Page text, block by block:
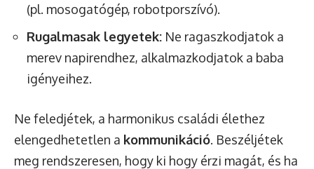
(pl. mosogatógép, robotporszívó).
Rugalmasak legyetek: Ne ragaszkodjatok a
merev napirendhez, alkalmazkodjatok a baba
igényeihez.
Ne feledjétek, a harmonikus családi élethez
elengedhetetlen a kommunikáció. Beszéljétek
meg rendszeresen, hogy ki hogy érzi magát, és ha